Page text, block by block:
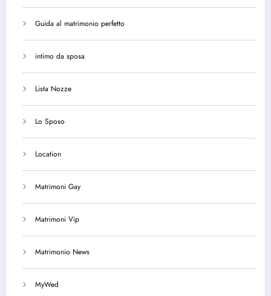
Guida al matrimonio perfetto
intimo da sposa
Lista Nozze
Lo Sposo
Location
Matrimoni Gay
Matrimoni Vip
Matrimonio News
MyWed